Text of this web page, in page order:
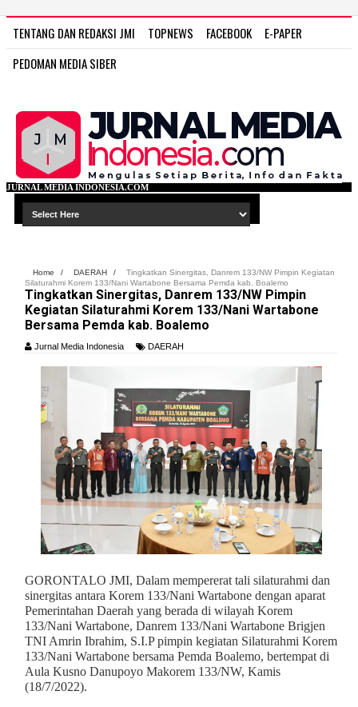
TENTANG DAN REDAKSI JMI TOPNEWS FACEBOOK
E-PAPER
PEDOMAN MEDIA SIBER
Home / DAERAH /
Tingkatkan Sinergitas, Danrem 133/NW Pimpin Kegiatan
Silaturahmi Korem 133/Nani Wartabone Bersama Pemda kab. Boalemo
Tingkatkan Sinergitas, Danrem 133/NW Pimpin
Kegiatan Silaturahmi Korem 133/Nani Wartabone
Bersama Pemda kab. Boalemo
Jurnal Media Indonesia DAERAH
GORONTALO JMI, Dalam mempererat tali silaturahmi dan
sinergitas antara Korem 133/Nani Wartabone dengan aparat
Pemerintahan Daerah yang berada di wilayah Korem
133/Nani Wartabone, Danrem 133/Nani Wartabone Brigjen
TNI Amrin Ibrahim, S.I.P pimpin kegiatan Silaturahmi Korem
133/Nani Wartabone bersama Pemda Boalemo, bertempat di
Aula Kusno Danupoyo Makorem 133/NW, Kamis
(18/7/2022).